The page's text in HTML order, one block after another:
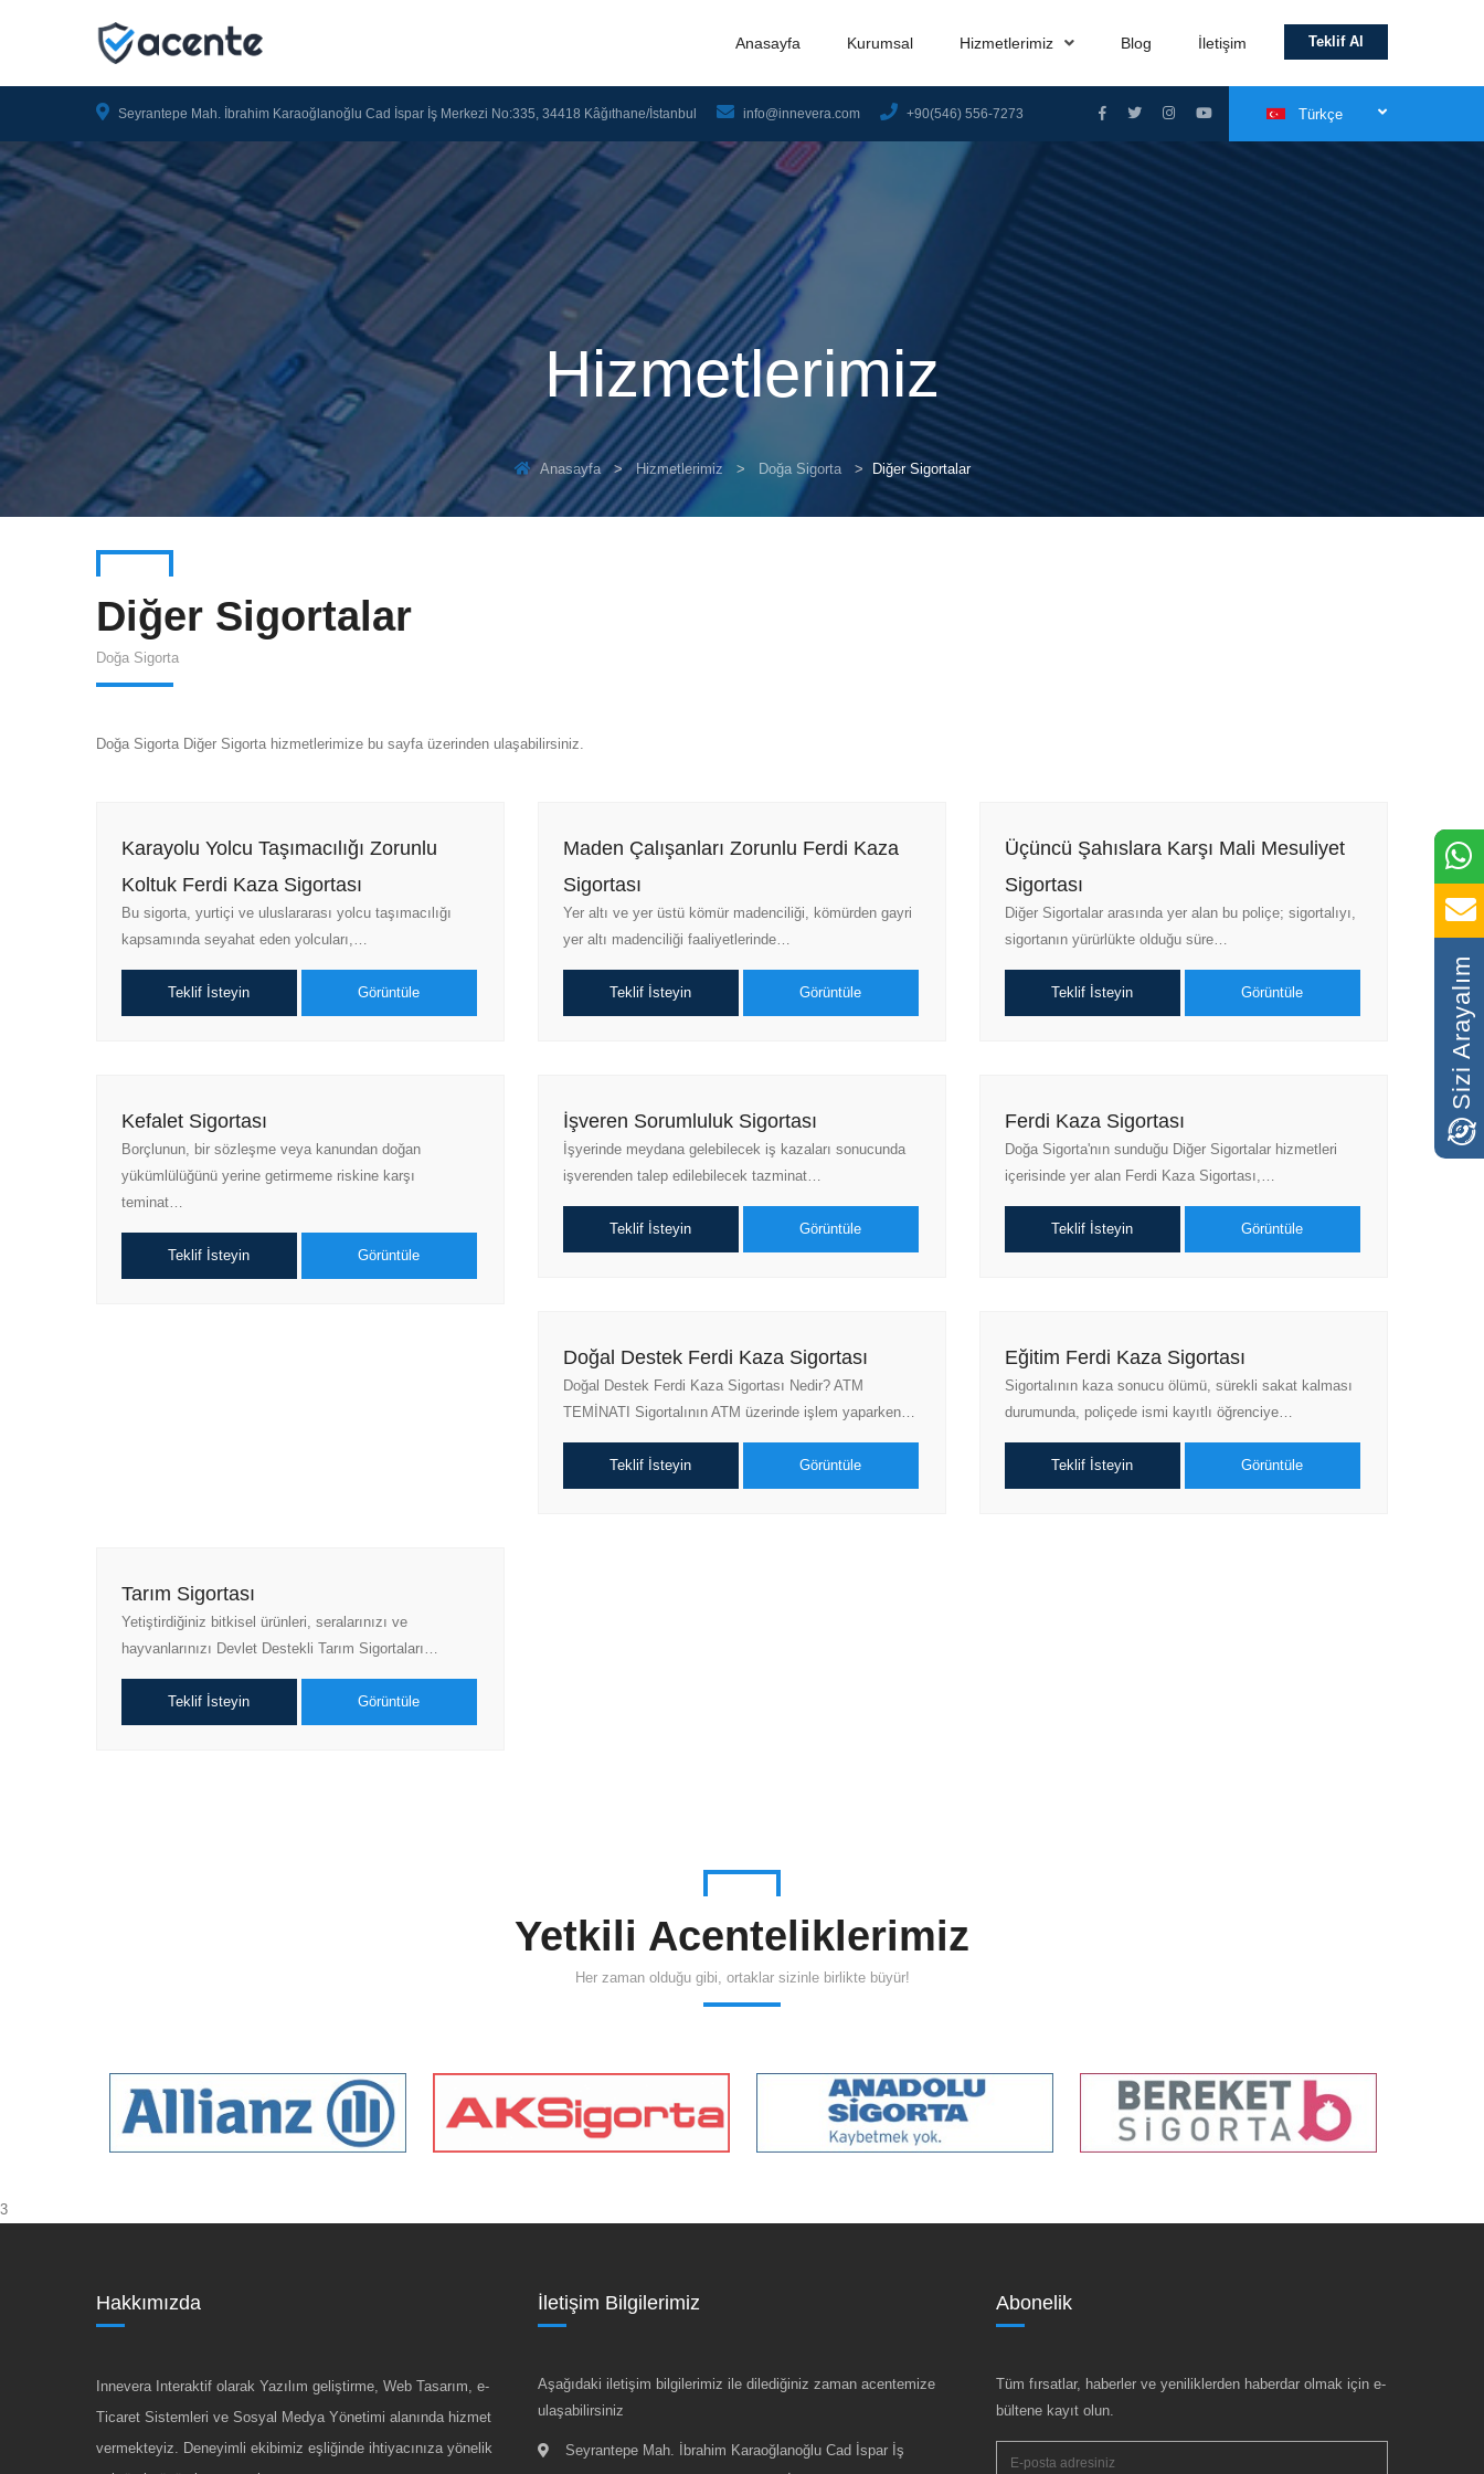
Teklif Al
Anasayfa Kurumsal Hizmetlerimiz Blog İletişim
Seyrantepe Mah. İbrahim Karaoğlanoğlu Cad İspar İş Merkezi No:335, 34418 Kâğıthane/İstanbul info@innevera.com +90(546) 556-7273 Türkçe
Hizmetlerimiz
Anasayfa Hizmetlerimiz Doğa Sigorta Diğer Sigortalar
Diğer Sigortalar
Doğa Sigorta
Doğa Sigorta Diğer Sigorta hizmetlerimize bu sayfa üzerinden ulaşabilirsiniz.
Karayolu Yolcu Taşımacılığı Zorunlu
Koltuk Ferdi Kaza Sigortası
Bu sigorta, yurtiçi ve uluslararası yolcu taşımacılığı
kapsamında seyahat eden yolcuları,…
Teklif İsteyin Görüntüle
Maden Çalışanları Zorunlu Ferdi Kaza
Sigortası
Yer altı ve yer üstü kömür madenciliği, kömürden gayri
yer altı madenciliği faaliyetlerinde…
Teklif İsteyin Görüntüle
Üçüncü Şahıslara Karşı Mali Mesuliyet
Sigortası
Diğer Sigortalar arasında yer alan bu poliçe; sigortalıyı,
sigortanın yürürlükte olduğu süre…
Teklif İsteyin Görüntüle
Kefalet Sigortası
Borçlunun, bir sözleşme veya kanundan doğan
yükümlülüğünü yerine getirmeme riskine karşı
teminat…
Teklif İsteyin Görüntüle
İşveren Sorumluluk Sigortası
İşyerinde meydana gelebilecek iş kazaları sonucunda
işverenden talep edilebilecek tazminat…
Teklif İsteyin Görüntüle
Ferdi Kaza Sigortası
Doğa Sigorta'nın sunduğu Diğer Sigortalar hizmetleri
içerisinde yer alan Ferdi Kaza Sigortası,…
Teklif İsteyin Görüntüle
Doğal Destek Ferdi Kaza Sigortası
Doğal Destek Ferdi Kaza Sigortası Nedir? ATM
TEMİNATI Sigortalının ATM üzerinde işlem yaparken…
Teklif İsteyin Görüntüle
Eğitim Ferdi Kaza Sigortası
Sigortalının kaza sonucu ölümü, sürekli sakat kalması
durumunda, poliçede ismi kayıtlı öğrenciye…
Teklif İsteyin Görüntüle
Tarım Sigortası
Yetiştirdiğiniz bitkisel ürünleri, seralarınızı ve
hayvanlarınızı Devlet Destekli Tarım Sigortaları…
Teklif İsteyin Görüntüle
Yetkili Acenteliklerimiz
Her zaman olduğu gibi, ortaklar sizinle birlikte büyür!
3
Sizi Arayalım
Hakkımızda
Innevera Interaktif olarak Yazılım geliştirme, Web Tasarım, e-
Ticaret Sistemleri ve Sosyal Medya Yönetimi alanında hizmet
vermekteyiz. Deneyimli ekibimiz eşliğinde ihtiyacınıza yönelik
İletişim Bilgilerimiz
Aşağıdaki iletişim bilgilerimiz ile dilediğiniz zaman acentemize
ulaşabilirsiniz
Seyrantepe Mah. İbrahim Karaoğlanoğlu Cad İspar İş
Abonelik
Tüm fırsatlar, haberler ve yeniliklerden haberdar olmak için e-
bültene kayıt olun.